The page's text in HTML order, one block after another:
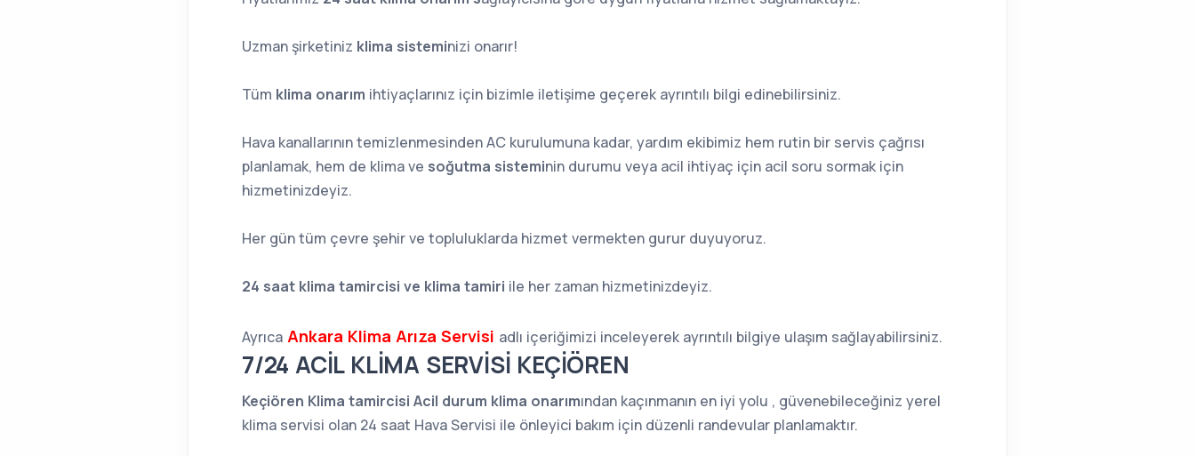
Uzman şirketiniz klima sisteminizi onarır!
Tüm klima onarım ihtiyaçlarınız için bizimle iletişime geçerek ayrıntılı bilgi edinebilirsiniz.
Hava kanallarının temizlenmesinden AC kurulumuna kadar, yardım ekibimiz hem rutin bir servis çağrısı
planlamak, hem de klima ve soğutma sisteminin durumu veya acil ihtiyaç için acil soru sormak için
hizmetinizdeyiz.
Her gün tüm çevre şehir ve topluluklarda hizmet vermekten gurur duyuyoruz.
24 saat klima tamircisi ve klima tamiri ile her zaman hizmetinizdeyiz.
Ayrıca Ankara Klima Arıza Servisi adlı içeriğimizi inceleyerek ayrıntılı bilgiye ulaşım sağlayabilirsiniz.
7/24 ACİL KLİMA SERVİSİ KEÇİÖREN
Keçiören Klima tamircisi Acil durum klima onarımından kaçınmanın en iyi yolu , güvenebileceğiniz yerel
klima servisi olan 24 saat Hava Servisi ile önleyici bakım için düzenli randevular planlamaktır.